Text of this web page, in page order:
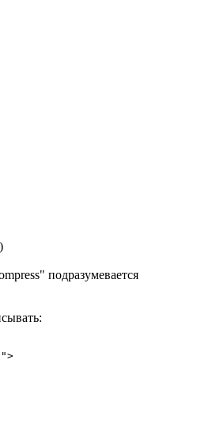
подразумевается